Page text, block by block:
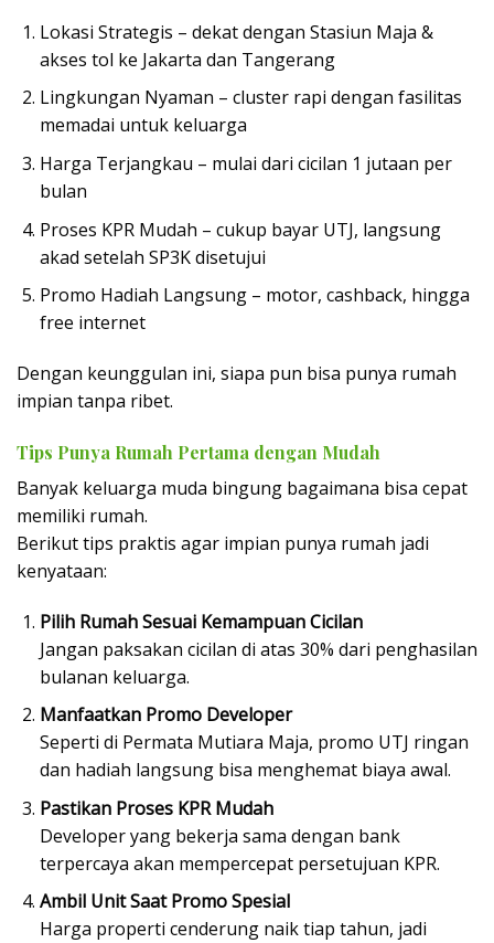
Lokasi Strategis – dekat dengan Stasiun Maja &
akses tol ke Jakarta dan Tangerang
Lingkungan Nyaman – cluster rapi dengan fasilitas
memadai untuk keluarga
Harga Terjangkau – mulai dari cicilan 1 jutaan per
bulan
Proses KPR Mudah – cukup bayar UTJ, langsung
akad setelah SP3K disetujui
Promo Hadiah Langsung – motor, cashback, hingga
free internet
Dengan keunggulan ini, siapa pun bisa punya rumah
impian tanpa ribet.
Tips Punya Rumah Pertama dengan Mudah
Banyak keluarga muda bingung bagaimana bisa cepat
memiliki rumah.
Berikut tips praktis agar impian punya rumah jadi
kenyataan:
Pilih Rumah Sesuai Kemampuan Cicilan
Jangan paksakan cicilan di atas 30% dari penghasilan
bulanan keluarga.
Manfaatkan Promo Developer
Seperti di Permata Mutiara Maja, promo UTJ ringan
dan hadiah langsung bisa menghemat biaya awal.
Pastikan Proses KPR Mudah
Developer yang bekerja sama dengan bank
terpercaya akan mempercepat persetujuan KPR.
Ambil Unit Saat Promo Spesial
Harga properti cenderung naik tiap tahun, jadi